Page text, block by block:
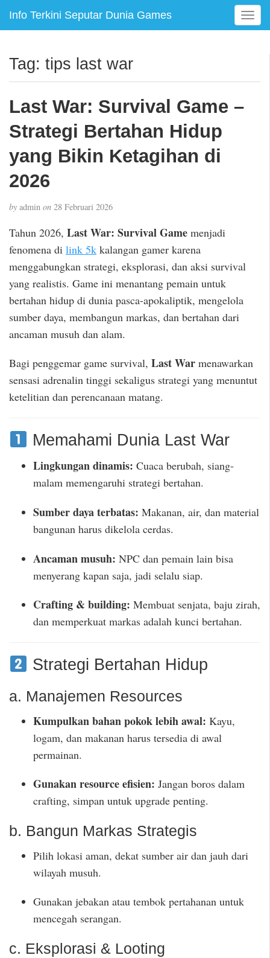
Info Terkini Seputar Dunia Games
T
o
e
Tag: tips last war
Last War: Survival Game –
Strategi Bertahan Hidup
yang Bikin Ketagihan di
2026
by admin on 28 Februari 2026
Tahun 2026, Last War: Survival Game menjadi
fenomena di link 5k kalangan gamer karena
menggabungkan strategi, eksplorasi, dan aksi survival
yang realistis. Game ini menantang pemain untuk
bertahan hidup di dunia pasca-apokaliptik, mengelola
sumber daya, membangun markas, dan bertahan dari
ancaman musuh dan alam.
Bagi penggemar game survival, Last War menawarkan
sensasi adrenalin tinggi sekaligus strategi yang menuntut
ketelitian dan perencanaan matang.
Memahami Dunia Last War
Lingkungan dinamis: Cuaca berubah, siang-
malam memengaruhi strategi bertahan.
Sumber daya terbatas: Makanan, air, dan material
bangunan harus dikelola cerdas.
Ancaman musuh: NPC dan pemain lain bisa
menyerang kapan saja, jadi selalu siap.
Crafting & building: Membuat senjata, baju zirah,
dan memperkuat markas adalah kunci bertahan.
Strategi Bertahan Hidup
a. Manajemen Resources
Kumpulkan bahan pokok lebih awal: Kayu,
logam, dan makanan harus tersedia di awal
permainan.
Gunakan resource efisien: Jangan boros dalam
crafting, simpan untuk upgrade penting.
b. Bangun Markas Strategis
Pilih lokasi aman, dekat sumber air dan jauh dari
wilayah musuh.
Gunakan jebakan atau tembok pertahanan untuk
mencegah serangan.
c. Eksplorasi & Looting